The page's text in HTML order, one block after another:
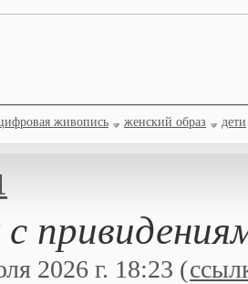
живопись женский образ дети
2026 г. 18:23 (